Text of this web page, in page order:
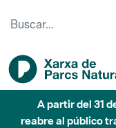
A partir del 31
reabre al público